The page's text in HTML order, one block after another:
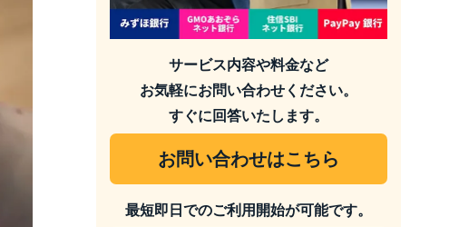
サービス内容や料金など
お気軽にお問い合わせください。
すぐに回答いたします。
お問い合わせはこちら
最短即日でのご利用開始が可能です。